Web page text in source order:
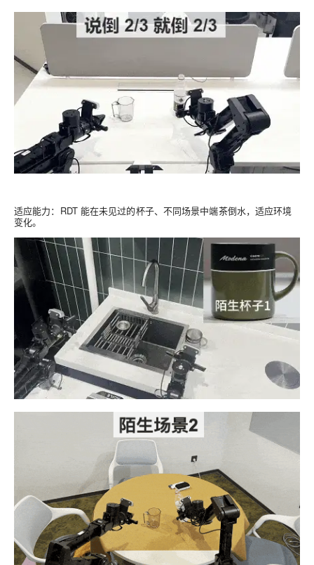
适应能力：RDT 能在未见过的杯子、不同场景中端茶倒水，适应环境
变化。